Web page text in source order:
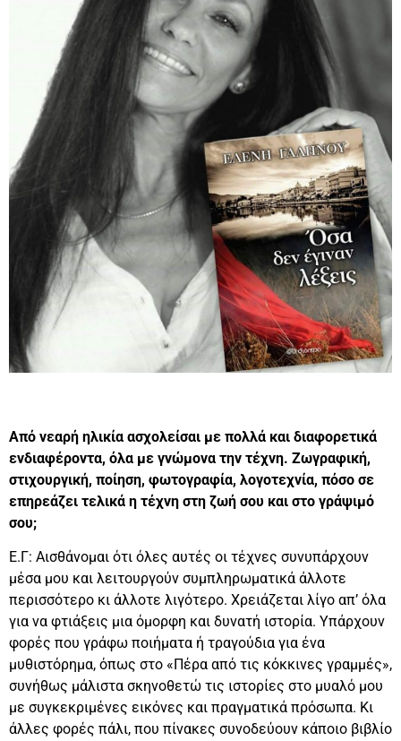
Από νεαρή ηλικία ασχολείσαι με πολλά και διαφορετικά
ενδιαφέροντα, όλα με γνώμονα την τέχνη. Ζωγραφική,
στιχουργική, ποίηση, φωτογραφία, λογοτεχνία, πόσο σε
επηρεάζει τελικά η τέχνη στη ζωή σου και στο γράψιμό
σου;
Ε.Γ: Αισθάνομαι ότι όλες αυτές οι τέχνες συνυπάρχουν
μέσα μου και λειτουργούν συμπληρωματικά άλλοτε
περισσότερο κι άλλοτε λιγότερο. Χρειάζεται λίγο απ’ όλα
για να φτιάξεις μια όμορφη και δυνατή ιστορία. Υπάρχουν
φορές που γράφω ποιήματα ή τραγούδια για ένα
μυθιστόρημα, όπως στο «Πέρα από τις κόκκινες γραμμές»,
συνήθως μάλιστα σκηνοθετώ τις ιστορίες στο μυαλό μου
με συγκεκριμένες εικόνες και πραγματικά πρόσωπα. Κι
άλλες φορές πάλι, που πίνακες συνοδεύουν κάποιο βιβλίο